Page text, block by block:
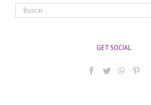
Buscar:
GET SOCIAL